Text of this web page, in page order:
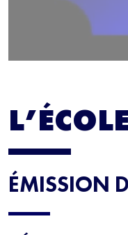
ÉMISSION